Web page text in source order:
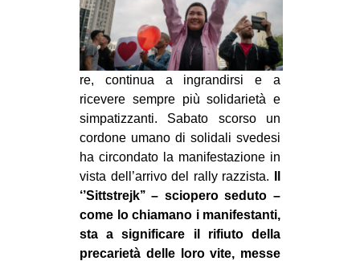
re, continua a ingrandirsi e a
ricevere sempre più solidarietà e
simpatizzanti. Sabato scorso un
cordone umano di solidali svedesi
ha circondato la manifestazione in
vista dell’arrivo del rally razzista.
‘’Sittstrejk’’ – sciopero seduto –
come lo chiamano i manifestanti,
sta a significare il rifiuto della
precarietà delle loro vite, messe